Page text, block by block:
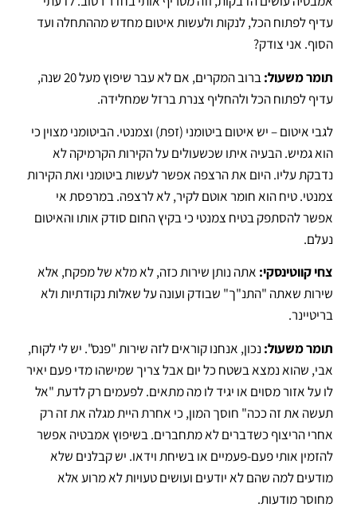
עדיף לפתוח הכל, לנקות ולעשות איטום מחדש מההתחלה ועד
הסוף. אני צודק?
תומר משעול:
ברוב המקרים, אם לא עבר שיפוץ מעל 20 שנה,
עדיף לפתוח הכל ולהחליף צנרת ברזל שמחלידה.
לגבי איטום – יש איטום ביטומני (זפת) וצמנטי.הביטומני מצוין כי
הוא גמיש.הבעיה איתו שכשעולים על הקירות הקרמיקה לא
נדבקת עליו.היום את הרצפה אפשר לעשות ביטומני ואת הקירות
צמנטי.טיח הוא חומר אוטם לקיר, לא לרצפה.במרפסת אי
אפשר להסתפק בטיח צמנטי כי בקיץ החום סודק אותו והאיטום
נעלם.
צחי קווטינסקי: אתה נותן שירות כזה, לא מלא של מפקח, אלא
שירות שאתה "התנ"ך" שבודק ועונה על שאלות נקודתיות ולא
בריטיינר.
תומר משעול: נכון, אנחנו קוראים לזה שירות "פנס". יש לי לקוח,
אבי, שהוא נמצא בשטח כל יום אבל צריך שמישהו מדי פעם יאיר
לו על אזור מסוים או יגיד לו מה מתאים.לפעמים רק לדעת "אל
תעשה את זה ככה" חוסך המון, כי אחרת היית מגלה את זה רק
אחרי הריצוף כשדברים לא מתחברים.בשיפוץ אמבטיה אפשר
להזמין אותי פעם-פעמיים או בשיחת וידאו. יש קבלנים שלא
מודעים למה שהם לא יודעים ועושים טעויות לא מרוע אלא
מחוסר מודעות.